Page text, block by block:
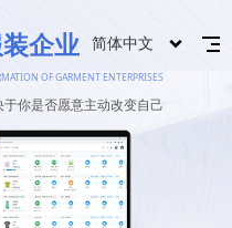
企业 简体中文
OF GARMENT ENTERPRISES
你是否愿意主动改变自己